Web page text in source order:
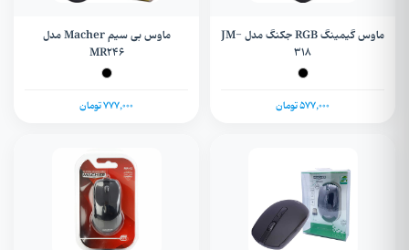
ماوس گیمینگ RGB جکنگ مدل JM-
318
577,000 تومان
ماوس بی‌ سیم Macher مدل
MR246
777,000 تومان